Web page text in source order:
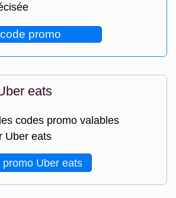
promo
eats
codes promo valables
Uber eats
Uber eats